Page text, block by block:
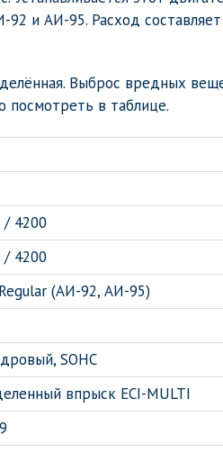
и АИ-95. Расход составляет
Выброс вредных
в таблице.
/ 4200
/ 4200
(АИ-92, АИ-95)
SOHC
впрыск ECI-MULTI